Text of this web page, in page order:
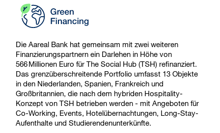
Die Aareal Bank hat gemeinsam mit zwei weiteren
Finanzierungspartnern ein Darlehen in Höhe von
566 Millionen Euro für The Social Hub (TSH) refinanziert.
Das grenzüberschreitende Portfolio umfasst 13 Objekte
in den Niederlanden, Spanien, Frankreich und
Großbritannien, die nach dem hybriden Hospitality-
Konzept von TSH betrieben werden - mit Angeboten für
Co-Working, Events, Hotelübernachtungen, Long-Stay-
Aufenthalte und Studierendenunterkünfte.